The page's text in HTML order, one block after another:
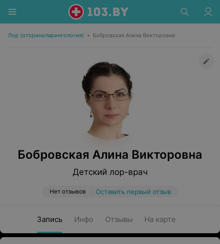
Лор (оториноларингология) • Бобровская Алина Викторовна
Бобровская Алина Викторовна
Детский лор-врач
Нет отзывов Оставить первый отзыв
Запись Инфо Отзывы На карте